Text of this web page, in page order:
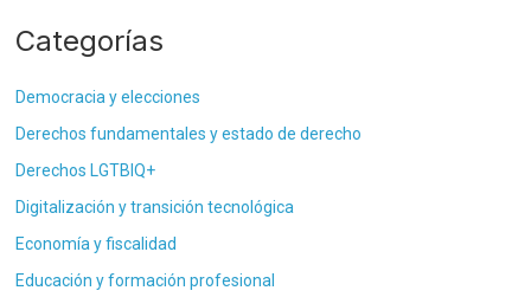
Categorías
Democracia y elecciones
Derechos fundamentales y estado de derecho
Derechos LGTBIQ+
Digitalización y transición tecnológica
Economía y fiscalidad
Educación y formación profesional